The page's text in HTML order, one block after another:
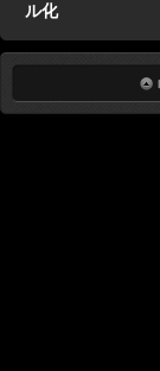
ル化